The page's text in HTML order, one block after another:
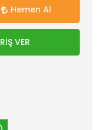
Hemen Al
VER